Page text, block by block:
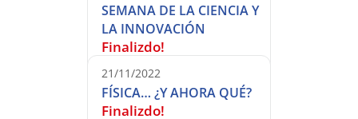
SEMANA DE LA CIENCIA Y
LA INNOVACIÓN
Finalizdo!
21/11/2022
FÍSICA… ¿Y AHORA QUÉ?
Finalizdo!